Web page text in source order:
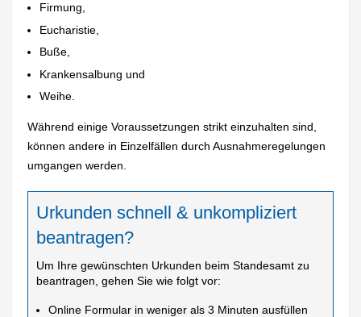
Firmung,
Eucharistie,
Buße,
Krankensalbung und
Weihe.
Während einige Voraussetzungen strikt einzuhalten sind,
können andere in Einzelfällen durch Ausnahmeregelungen
umgangen werden.
Urkunden schnell & unkompliziert
beantragen?
Um Ihre gewünschten Urkunden beim Standesamt zu
beantragen, gehen Sie wie folgt vor:
Online Formular in weniger als 3 Minuten ausfüllen